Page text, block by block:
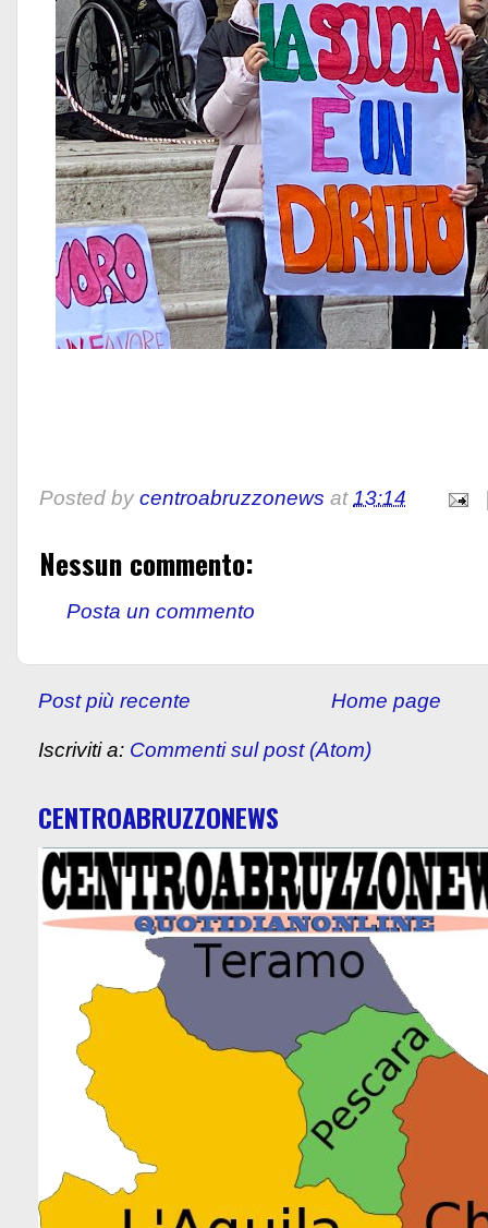
Posted by centroabruzzonews at13:14
Nessun commento:
Posta un commento
Post più recente Home page
Iscriviti a: Commenti sul post (Atom)
CENTROABRUZZONEWS